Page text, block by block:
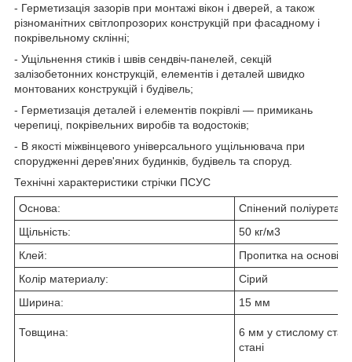
- Герметизація зазорів при монтажі вікон і дверей, а також
різноманітних світлопрозорих конструкцій при фасадному і
покрівельному склінні;
- Ущільнення стиків і швів сендвіч-панелей, секцій
залізобетонних конструкцій, елементів і деталей швидко
монтованих конструкцій і будівель;
- Герметизація деталей і елементів покрівлі — примикань
черепиці, покрівельних виробів та водостоків;
- В якості міжвінцевого універсального ущільнювача при
спорудженні дерев'яних будинків, будівель та споруд.
Технічні характеристики стрічки ПСУС
Основа:
Спінений поліуретан
Щільність:
50 кг/м3
Клей:
Пропитка на основі
Колір материалу:
Сірий
Ширина:
15 мм
Товщина:
6 мм у стислому
стані